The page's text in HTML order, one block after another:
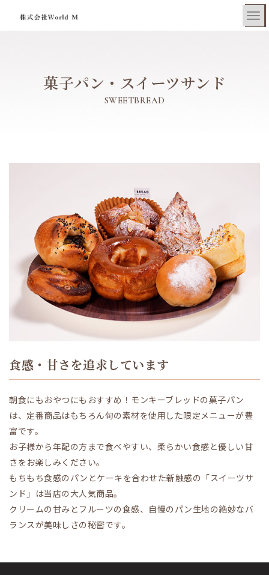
菓子パン・スイーツサンド
SWEETBREAD
食感・甘さを追求しています
朝食にもおやつにもおすすめ！モンキーブレッドの菓子パン
は、定番商品はもちろん旬の素材を使用した限定メニューが豊
富です。
お子様から年配の方まで食べやすい、柔らかい食感と優しい甘
さをお楽しみください。
もちもち食感のパンとケーキを合わせた新触感の「スイーツサ
ンド」は当店の大人気商品。
クリームの甘みとフルーツの食感、自慢のパン生地の絶妙なバ
ランスが美味しさの秘密です。